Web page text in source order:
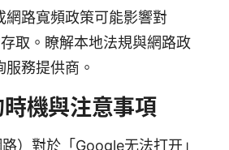
網路寬頻政策可能影響對
取。瞭解本地法規與網路政
務提供商。
機與注意事項
）對於「Google无法打开」